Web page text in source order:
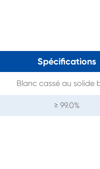
Spécifications
Blanc cassé au solide
≥ 99.0%